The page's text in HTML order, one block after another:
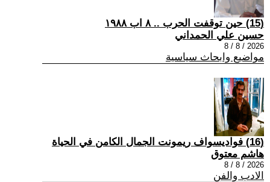
(15) حين توقفت الحرب .. ٨ اب ١٩٨٨
حسين علي الحمداني
2026 / 8 / 8
مواضيع وابحاث سياسية
(16) فواديسواف ريمونت الجمال الكامن في الحياة
هاشم معتوق
2026 / 8 / 8
الادب والفن